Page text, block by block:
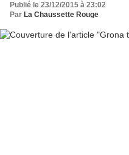
Publié le 23/12/2015 à 23:02
Par La Chaussette Rouge